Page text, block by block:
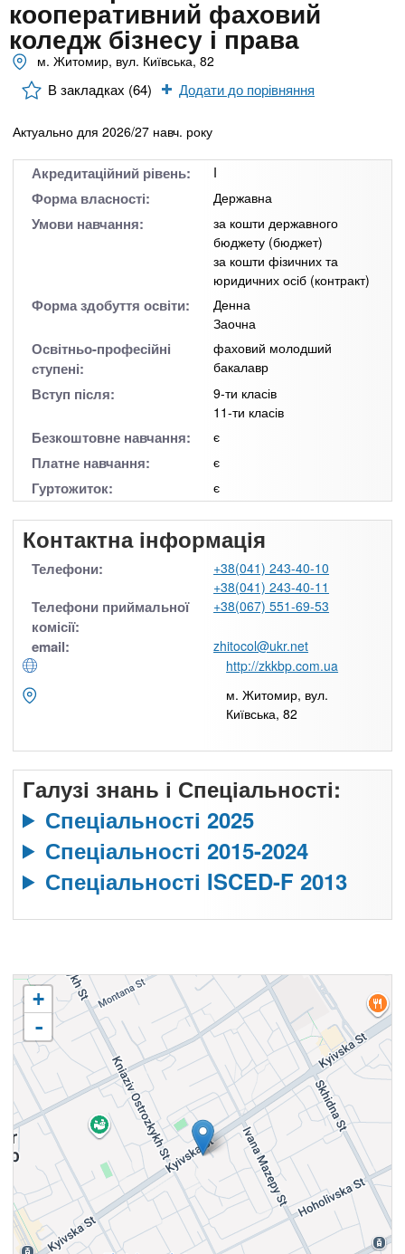
n
t
s
.
o
и
х
з
л
а
Онлайн курси
кооперативний фаховий
коледж бізнесу і права
м. Житомир, вул. Київська, 82
В закладках (64) Додати до порівняння
Актуально для 2026/27 навч. року
Акредитаційний рівень: I
Форма власності: Державна
Умови навчання:
за кошти державного
бюджету (бюджет)
за кошти фізичних та
юридичних осіб (контракт)
Форма здобуття освіти:
Денна
Заочна
Освітньо-професійні
ступені:
фаховий молодший
бакалавр
Вступ після:
9-ти класів
11-ти класів
Безкоштовне навчання: є
Платне навчання: є
Гуртожиток: є
Контактна інформація
Телефони:
+38(041) 243-40-10
+38(041) 243-40-11
Телефони приймальної
комісії:
+38(067) 551-69-53
email:
zhitocol@ukr.net
http://zkkbp.com.ua
м. Житомир, вул.
Київська, 82
Галузі знань і Спеціальності:
Спеціальності 2025
Спеціальності 2015-2024
Спеціальності ISCED-F 2013
+
-